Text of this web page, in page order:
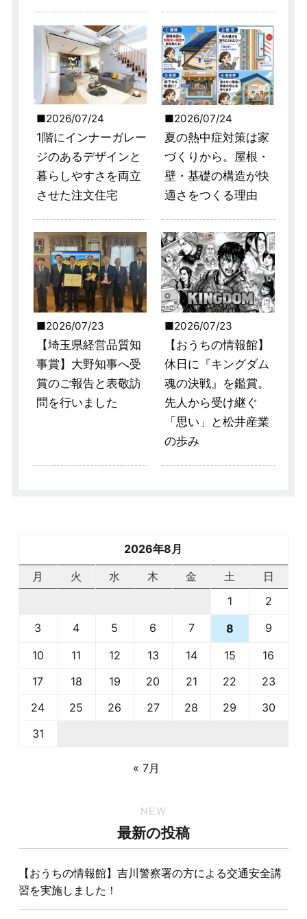
2026/07/24
1階にインナーガレー
ジのあるデザインと
暮らしやすさを両立
させた注文住宅
2026/07/24
夏の熱中症対策は家
づくりから。屋根・
壁・基礎の構造が快
適さをつくる理由
2026/07/23
【埼玉県経営品質知
事賞】大野知事へ受
賞のご報告と表敬訪
問を行いました
2026/07/23
【おうちの情報館】
休日に『キングダム
魂の決戦』を鑑賞。
先人から受け継ぐ
「思い」と松井産業
の歩み
2026年8月
月
火 水 木 金 土
日
1
2
3
4 5 6 7 8
9
10
11 12 13 14 15
16
17
18 19 20 21 22
23
24
25 26 27 28 29
30
31
« 7月
NEW
最新の投稿
【おうちの情報館】吉川警察署の方による交通安全講
習を実施しました！